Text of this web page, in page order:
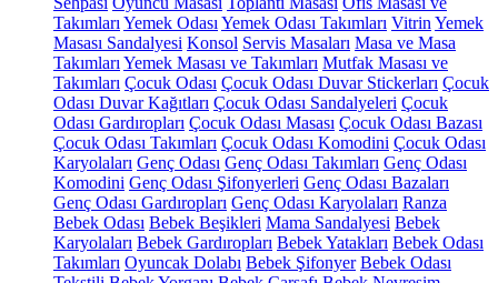
Takımları Yemek Odası Yemek Odası Takımları Vitrin Yemek
Masası Sandalyesi Konsol Servis Masaları Masa ve Masa
Takımları Yemek Masası ve Takımları Mutfak Masası ve
Takımları Çocuk Odası Çocuk Odası Duvar Stickerları Çocuk
Odası Duvar Kağıtları Çocuk Odası Sandalyeleri Çocuk
Odası Gardıropları Çocuk Odası Masası Çocuk Odası Bazası
Çocuk Odası Takımları Çocuk Odası Komodini Çocuk Odası
Karyolaları Genç Odası Genç Odası Takımları Genç Odası
Komodini Genç Odası Şifonyerleri Genç Odası Bazaları
Genç Odası Gardıropları Genç Odası Karyolaları Ranza
Bebek Odası Bebek Beşikleri Mama Sandalyesi Bebek
Karyolaları Bebek Gardıropları Bebek Yatakları Bebek Odası
Takımları Oyuncak Dolabı Bebek Şifonyer Bebek Odası